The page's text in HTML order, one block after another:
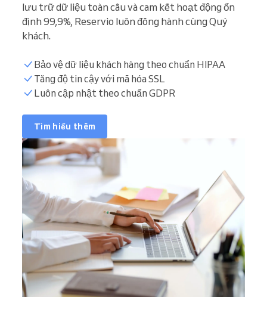
lưu trữ dữ liệu toàn cầu và cam kết hoạt động ổn
định 99,9%, Reservio luôn đồng hành cùng Quý
khách.
Bảo vệ dữ liệu khách hàng theo chuẩn HIPAA
Tăng độ tin cậy với mã hóa SSL
Luôn cập nhật theo chuẩn GDPR
Tìm hiểu thêm